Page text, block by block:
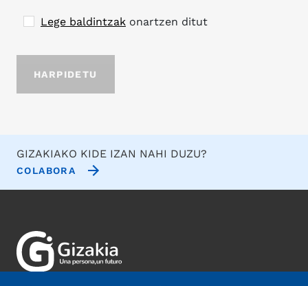
Lege baldintzak onartzen ditut
GIZAKIAKO KIDE IZAN NAHI DUZU?
COLABORA